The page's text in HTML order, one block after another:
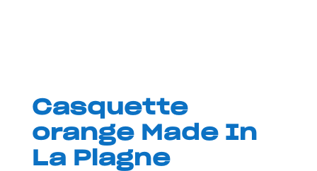
Casquette
orange Made In
La Plagne